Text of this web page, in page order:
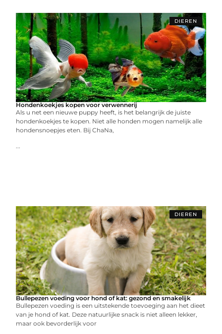
DIEREN
Hondenkoekjes kopen voor verwennerij
Als u net een nieuwe puppy heeft, is het belangrijk de juiste
hondenkoekjes te kopen. Niet alle honden mogen namelijk alle
hondensnoepjes eten. Bij ChaNa,
...
DIEREN
Bullepezen voeding voor hond of kat: gezond en smakelijk
Bullepezen voeding is een uitstekende toevoeging aan het dieet
van je hond of kat. Deze natuurlijke snack is niet alleen lekker,
maar ook bevorderlijk voor